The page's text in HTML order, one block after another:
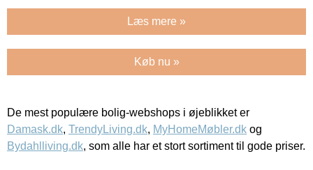
Læs mere »
Køb nu »
De mest populære bolig-webshops i øjeblikket er
Damask.dk, TrendyLiving.dk, MyHomeMøbler.dk og
Bydahlliving.dk, som alle har et stort sortiment til gode priser.